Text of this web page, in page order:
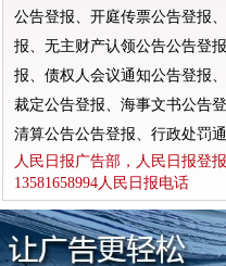
，北京晨报行政处罚通知登报
华工商时报企业维权声明登报
京晚报税务行政处罚公告刊登
报海关稽查处罚公告登报13581658994
济日报维权声明登报13581658994
制日报稽查公告刊登电话13581658994
，北京晚报行政处罚广告登报
，海关行政处罚通知公告13581658994
公告登报、开庭传票公告登报
报、无主财产认领公告公告登
报、债权人会议通知公告登报
裁定公告登报、海事文书公告
清算公告公告登报、行政处罚
人民日报广告部，人民日报登
13581658994人民日报电话